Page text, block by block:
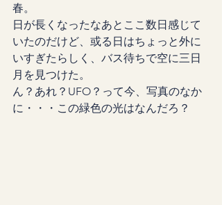
春。
日が長くなったなあとここ数日感じて
いたのだけど、或る日はちょっと外に
いすぎたらしく、バス待ちで空に三日
月を見つけた。
ん？あれ？UFO？って今、写真のなか
に・・・この緑色の光はなんだろ？